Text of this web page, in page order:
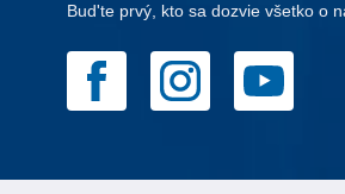
Bud'te prvý, kto sa dozvie všetko o